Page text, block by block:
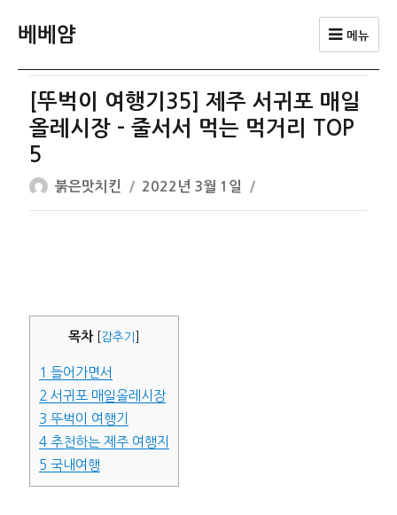
베베얌 메뉴
[뚜벅이 여행기35] 제주 서귀포 매일
올레시장 – 줄서서 먹는 먹거리 TOP
5
글
쓴
붉은맛치킨
작
성
2022년 3월 1일
목차 감추기
1 들어가면서
2 서귀포 매일올레시장
3 뚜벅이 여행기
4추천하는 제주 여행지
5 국내여행